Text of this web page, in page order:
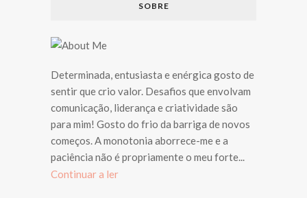
SOBRE
Determinada, entusiasta e enérgica gosto de
sentir que crio valor. Desafios que envolvam
comunicação, liderança e criatividade são
para mim! Gosto do frio da barriga de novos
começos. A monotonia aborrece-me e a
paciência não é propriamente o meu forte...
Continuar a ler